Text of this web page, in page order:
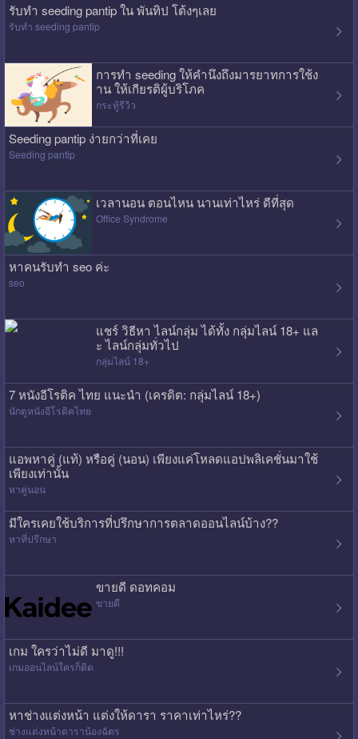
รับทำ seeding pantip ใน พันทิป โต้งๆเลย
รับทำ seeding pantip
การทำ seeding ให้คำนึงถึงมารยาทการใช้ง
าน ให้เกียรติผู้บริโภค
กระทู้รีวิว
Seeding pantip ง่ายกว่าที่เคย
Seeding pantip
เวลานอน ตอนไหน นานเท่าไหร่ ดีที่สุด
Office Syndrome
หาคนรับทำ seo ค่ะ
seo
แชร์ วิธีหา ไลน์กลุ่ม ได้ทั้ง กลุ่มไลน์ 18+ แล
ะ ไลน์กลุ่มทั่วไป
กลุ่มไลน์ 18+
7 หนังอีโรติค ไทย แนะนำ (เครดิต: กลุ่มไลน์ 18+)
นักดูหนังอีโรติคไทย
แอพหาคู่ (แท้) หรือคู่ (นอน) เพียงแค่โหลดแอปพลิเคชั่นมาใช้
เพียงเท่านั้น
หาคู่นอน
มีใครเคยใช้บริการที่ปรึกษาการตลาดออนไลน์บ้าง??
หาที่ปรึกษา
ขายดี ดอทคอม
ขายดี
เกม ใครว่าไม่ดี มาดู!!!
เกมออนไลน์ใครก็ติด
หาช่างแต่งหน้า แต่งให้ดารา ราคาเท่าไหร่??
ช่างแต่งหน้าดาราน้องฉัตร